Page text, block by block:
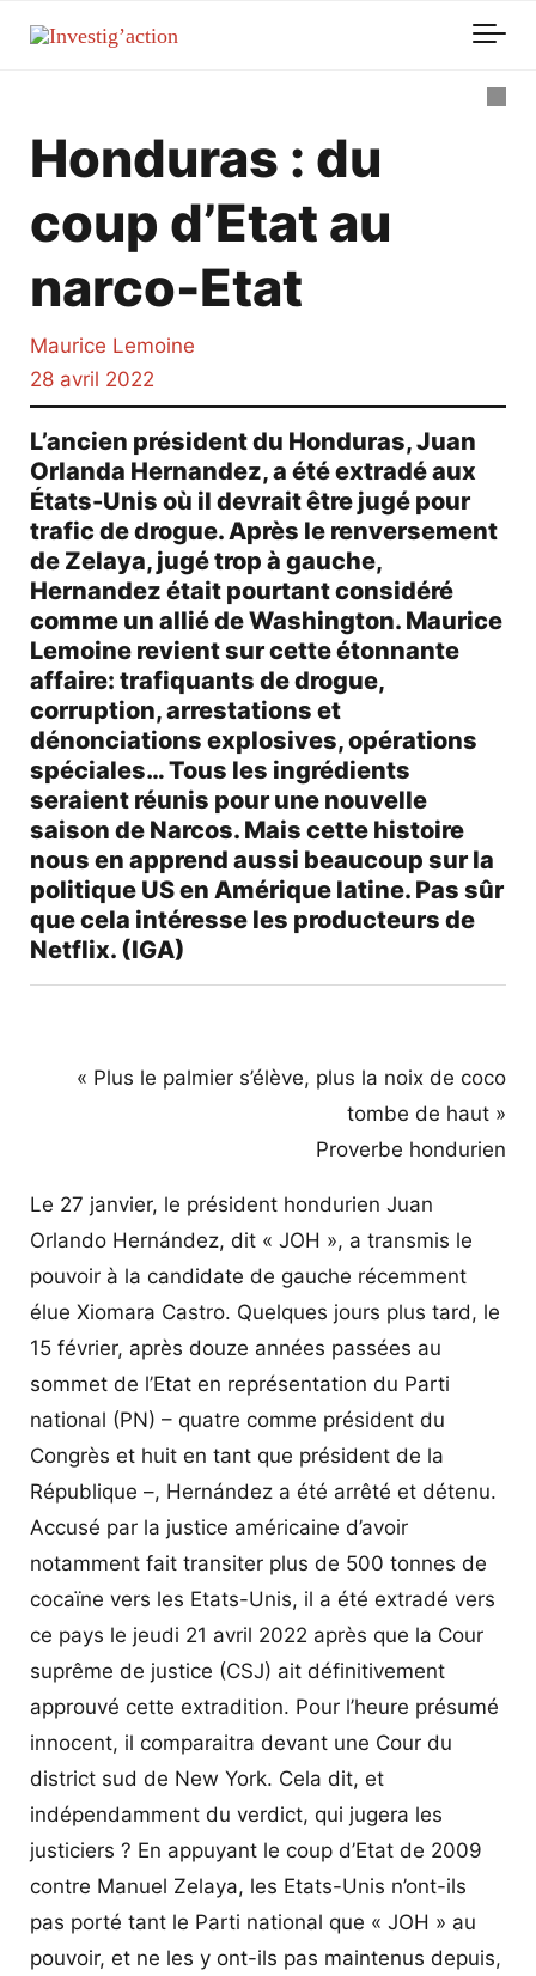
Honduras : du
coup d’Etat au
narco-Etat
Maurice Lemoine
28 avril 2022
L’ancien président du Honduras, Juan
Orlanda Hernandez, a été extradé aux
États-Unis où il devrait être jugé pour
trafic de drogue. Après le renversement
de Zelaya, jugé trop à gauche,
Hernandez était pourtant considéré
comme un allié de Washington. Maurice
Lemoine revient sur cette étonnante
affaire: trafiquants de drogue,
corruption, arrestations et
dénonciations explosives, opérations
spéciales… Tous les ingrédients
seraient réunis pour une nouvelle
saison de Narcos. Mais cette histoire
nous en apprend aussi beaucoup sur la
politique US en Amérique latine. Pas sûr
que cela intéresse les producteurs de
Netflix. (IGA)
« Plus le palmier s’élève, plus la noix de coco
tombe de haut »
Proverbe hondurien
Le 27 janvier, le président hondurien Juan
Orlando Hernández, dit « JOH », a transmis le
pouvoir à la candidate de gauche récemment
élue Xiomara Castro. Quelques jours plus tard, le
15 février, après douze années passées au
sommet de l’Etat en représentation du Parti
national (PN) – quatre comme président du
Congrès et huit en tant que président de la
République –, Hernández a été arrêté et détenu.
Accusé par la justice américaine d’avoir
notamment fait transiter plus de 500 tonnes de
cocaïne vers les Etats-Unis, il a été extradé vers
ce pays le jeudi 21 avril 2022 après que la Cour
suprême de justice (CSJ) ait définitivement
approuvé cette extradition. Pour l’heure présumé
innocent, il comparaitra devant une Cour du
district sud de New York. Cela dit, et
indépendamment du verdict, qui jugera les
justiciers ? En appuyant le coup d’Etat de 2009
contre Manuel Zelaya, les Etats-Unis n’ont-ils
pas porté tant le Parti national que « JOH » au
pouvoir, et ne les y ont-ils pas maintenus depuis,